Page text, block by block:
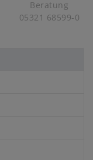
Beratung
05321 68599-0